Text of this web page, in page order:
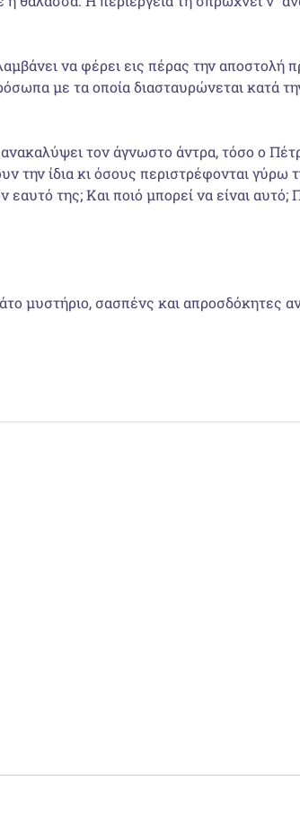
να φέρει εις πέρας την αποστολή
με τα οποία διασταυρώνεται κατά
τον άγνωστο άντρα, τόσο ο
την ίδια κι όσους περιστρέφονται γύρω
της; Και ποιό μπορεί να είναι αυτό;
μυστήριο, σασπένς και απροσδόκητες